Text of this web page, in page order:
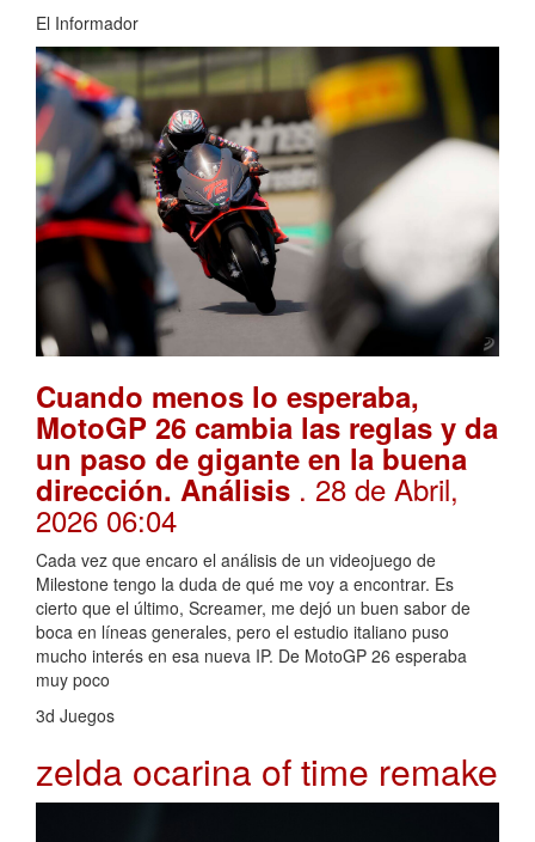
El Informador
Cuando menos lo esperaba,
MotoGP 26 cambia las reglas y da
un paso de gigante en la buena
dirección. Análisis . 28 de Abril,
2026 06:04
Cada vez que encaro el análisis de un videojuego de
Milestone tengo la duda de qué me voy a encontrar. Es
cierto que el último, Screamer, me dejó un buen sabor de
boca en líneas generales, pero el estudio italiano puso
mucho interés en esa nueva IP. De MotoGP 26 esperaba
muy poco
3d Juegos
zelda ocarina of time remake